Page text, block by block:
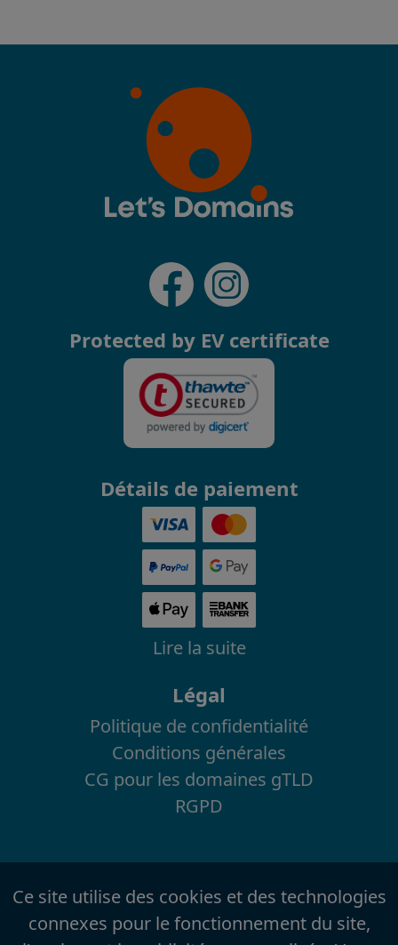
Protected by EV certificate
Détails de paiement
Lire la suite
Légal
Politique de confidentialité
Conditions générales
CG pour les domaines gTLD
RGPD
Ce site utilise des cookies et des technologies
connexes pour le fonctionnement du site,